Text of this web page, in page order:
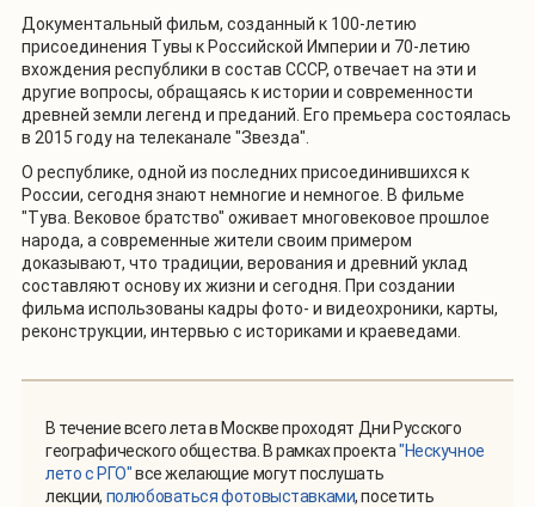
Документальный фильм, созданный к 100-летию
присоединения Тувы к Российской Империи и 70-летию
вхождения республики в состав СССР, отвечает на эти и
другие вопросы, обращаясь к истории и современности
древней земли легенд и преданий. Его премьера состоялась
в 2015 году на телеканале "Звезда".
О республике, одной из последних присоединившихся к
России, сегодня знают немногие и немногое. В фильме
"Тува. Вековое братство" оживает многовековое прошлое
народа, а современные жители своим примером
доказывают, что традиции, верования и древний уклад
составляют основу их жизни и сегодня. При создании
фильма использованы кадры фото- и видеохроники, карты,
реконструкции, интервью с историками и краеведами.
В течение всего лета в Москве проходят Дни Русского
географического общества. В рамках проекта"Нескучное
лето с РГО"все желающие могут послушать
лекции, полюбоваться фотовыставками, посетить